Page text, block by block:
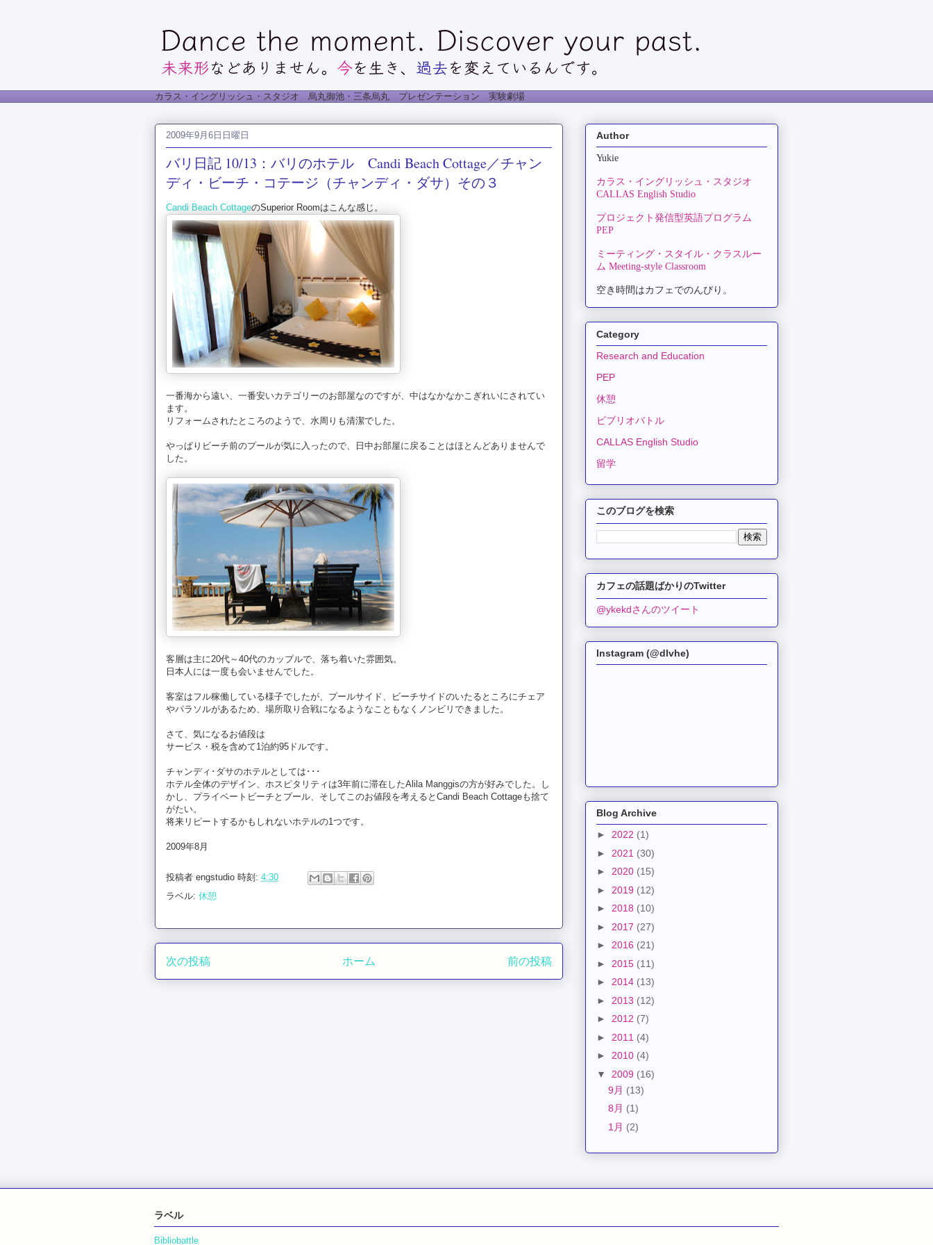
カラス・イングリッシュ・スタジオ 烏丸御池・三条烏丸 プレゼンテーション 実験劇場
2009年9月6日日曜日
バリ日記 10/13：バリのホテル Candi Beach Cottage／チャン
ディ・ビーチ・コテージ（チャンディ・ダサ）その３
Candi Beach CottageのSuperior Roomはこんな感じ。
一番海から遠い、一番安いカテゴリーのお部屋なのですが、中はなかなかこぎれいにされてい
ます。
リフォームされたところのようで、水周りも清潔でした。
やっぱりビーチ前のプールが気に入ったので、日中お部屋に戻ることはほとんどありませんで
した。
客層は主に20代～40代のカップルで、落ち着いた雰囲気。
日本人には一度も会いませんでした。
客室はフル稼働している様子でしたが、プールサイド、ビーチサイドのいたるところにチェア
やパラソルがあるため、場所取り合戦になるようなこともなくノンビリできました。
さて、気になるお値段は
サービス・税を含めて1泊約95ドルです。
チャンディ･ダサのホテルとしては･･･
ホテル全体のデザイン、ホスピタリティは3年前に滞在したAlila Manggisの方が好みでした。し
かし、プライベートビーチとプール、そしてこのお値段を考えるとCandi Beach Cottageも捨て
がたい。
将来リピートするかもしれないホテルの1つです。
2009年8月
投稿者 engstudio 時刻: 4:30
ラベル: 休憩
次の投稿 前の投稿
ホーム
Author
Yukie
カラス・イングリッシュ・スタジオ
CALLAS English Studio
プロジェクト発信型英語プログラム
PEP
ミーティング・スタイル・クラスルー
ム Meeting-style Classroom
空き時間はカフェでのんびり。
Category
Research and Education
PEP
休憩
ビブリオバトル
CALLAS English Studio
留学
このブログを検索
カフェの話題ばかりのTwitter
@ykekdさんのツイート
Instagram (@dlvhe)
Blog Archive
► 2022 (1)
► 2021 (30)
► 2020 (15)
► 2019 (12)
► 2018 (10)
► 2017 (27)
► 2016 (21)
► 2015 (11)
► 2014 (13)
► 2013 (12)
► 2012 (7)
► 2011 (4)
► 2010 (4)
▼ 2009 (16)
9月 (13)
8月 (1)
1月 (2)
ラベル
Bibliobattle